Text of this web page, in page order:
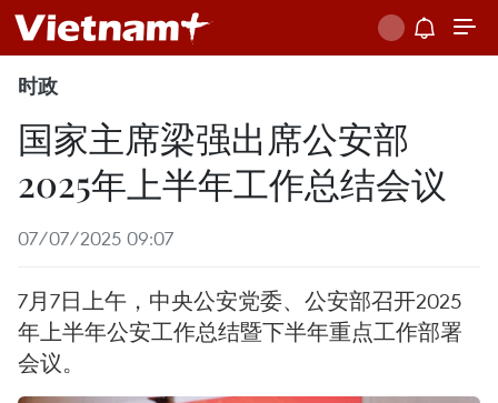
时政
国家主席梁强出席公安部
2025年上半年工作总结会议
07/07/2025 09:07
7月7日上午，中央公安党委、公安部召开2025
年上半年公安工作总结暨下半年重点工作部署
会议。